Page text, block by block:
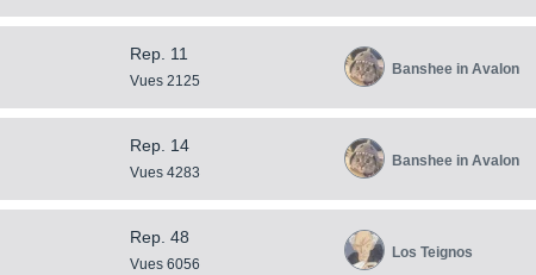
Rep. 11
Vues 2125
Banshee in Avalon
Rep. 14
Vues 4283
Banshee in Avalon
Rep. 48
Vues 6056
Los Teignos